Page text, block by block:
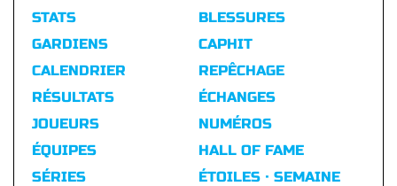
STATS
GARDIENS
CALENDRIER
RÉSULTATS
BLESSURES
CAPHIT
REPÊCHAGE
ÉCHANGES
JOUEURS
ÉQUIPES
SÉRIES
NUMÉROS
HALL OF FAME
ÉTOILES · SEMAINE